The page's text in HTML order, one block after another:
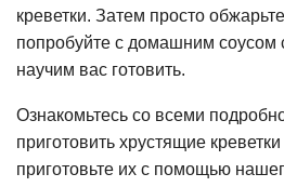
креветки. Затем просто
попробуйте с домашним соусом
научим вас готовить.
Ознакомьтесь со всеми
приготовить хрустящие
приготовьте их с помощью